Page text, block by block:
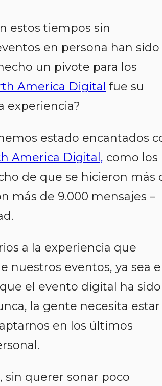
estos tiempos sin
en persona han sido
un pivote para los
America Digital fue su
experiencia?
estado encantados
America Digital, como los
de que se hicieron más
más de 9.000 mensajes –
a la experiencia que
nuestros eventos, ya sea
el evento digital ha sido
la gente necesita estar
en los últimos
sin querer sonar poco